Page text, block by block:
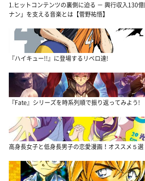
1.ヒットコンテンツの裏側に迫る － 興行収入130
ナン」を支える音楽とは【菅野祐悟】
『ハイキュー!!』に登場するリベロ達!
『Fate』シリーズを時系列順で振り返ってみよう!
高身長女子と低身長男子の恋愛漫画！オススメ５選